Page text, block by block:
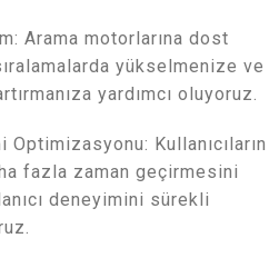
Arama motorlarına dost
yükselmenize ve
yardımcı oluyoruz.
Optimizasyonu: Kullanıcıların
fazla zaman geçirmesini
deneyimini sürekli